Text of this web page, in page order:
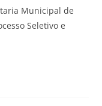
Municipal de
Seletivo e